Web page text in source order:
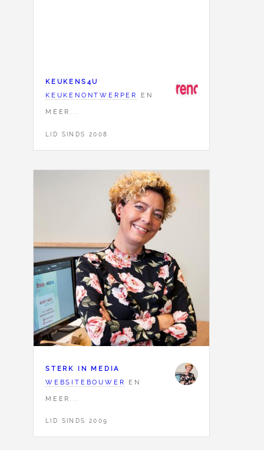
KEUKENS4U
KEUKENONTWERPER
EN
MEER...
LID SINDS 2008
STERK IN MEDIA
WEBSITEBOUWER
EN
MEER...
LID SINDS 2009